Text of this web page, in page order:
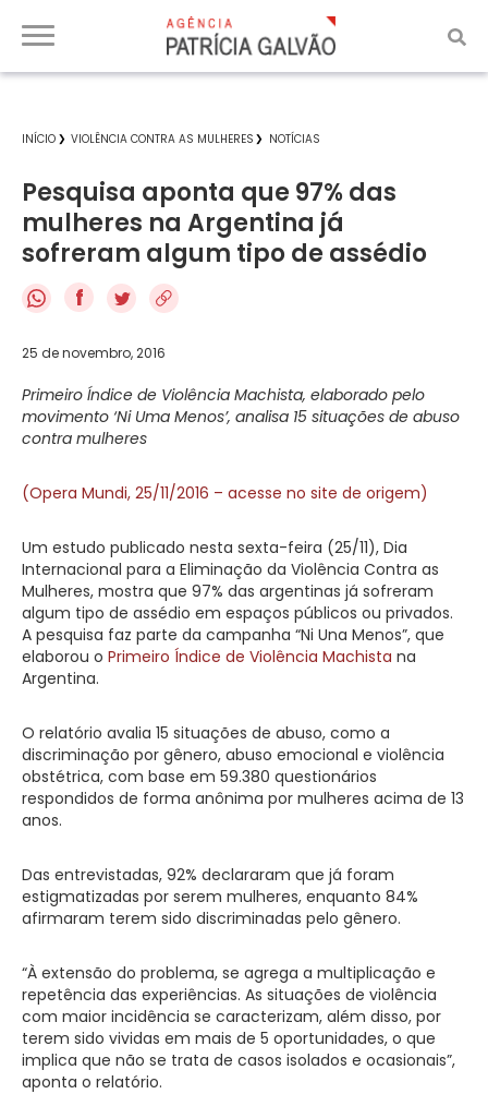
INÍCIO VIOLÊNCIA CONTRA AS MULHERES NOTÍCIAS
Pesquisa aponta que 97% das
mulheres na Argentina já
sofreram algum tipo de assédio
f
25 de novembro, 2016
Primeiro Índice de Violência Machista, elaborado pelo
movimento ‘Ni Uma Menos’, analisa 15 situações de abuso
contra mulheres
(Opera Mundi, 25/11/2016 – acesse no site de origem)
Um estudo publicado nesta sexta-feira (25/11), Dia
Internacional para a Eliminação da Violência Contra as
Mulheres, mostra que 97% das argentinas já sofreram
algum tipo de assédio em espaços públicos ou privados.
A pesquisa faz parte da campanha “Ni Una Menos”, que
elaborou o Primeiro Índice de Violência Machista na
Argentina.
O relatório avalia 15 situações de abuso, como a
discriminação por gênero, abuso emocional e violência
obstétrica, com base em 59.380 questionários
respondidos de forma anônima por mulheres acima de 13
anos.
Das entrevistadas, 92% declararam que já foram
estigmatizadas por serem mulheres, enquanto 84%
afirmaram terem sido discriminadas pelo gênero.
“À extensão do problema, se agrega a multiplicação e
repetência das experiências. As situações de violência
com maior incidência se caracterizam, além disso, por
terem sido vividas em mais de 5 oportunidades, o que
implica que não se trata de casos isolados e ocasionais”,
aponta o relatório.